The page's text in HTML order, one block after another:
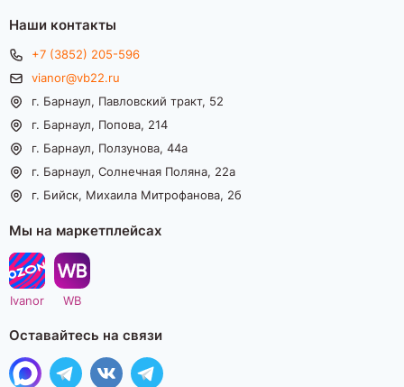
Наши контакты
+7 (3852) 205-596
vianor@vb22.ru
г. Барнаул, Павловский тракт, 52
г. Барнаул, Попова, 214
г. Барнаул, Ползунова, 44а
г. Барнаул, Солнечная Поляна, 22а
г. Бийск, Михаила Митрофанова, 2б
Мы на маркетплейсах
Ivanor WB
Оставайтесь на связи